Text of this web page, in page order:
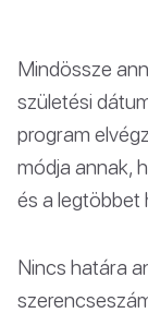
Mindössze
születési
program
módja annak,
és a legtöbbet
Nincs határa